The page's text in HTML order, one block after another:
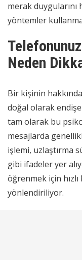
merak
yöntemler
Neden
Bir kişinin hakkında
doğal olarak endişe
tam olarak bu
mesajlarda
işlemi, uzlaştırma
gibi ifadeler yer
öğrenmek için
yönlendiriliyor.